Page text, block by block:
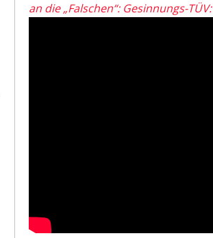
an die „Falschen“: Gesinnungs-TÜV: